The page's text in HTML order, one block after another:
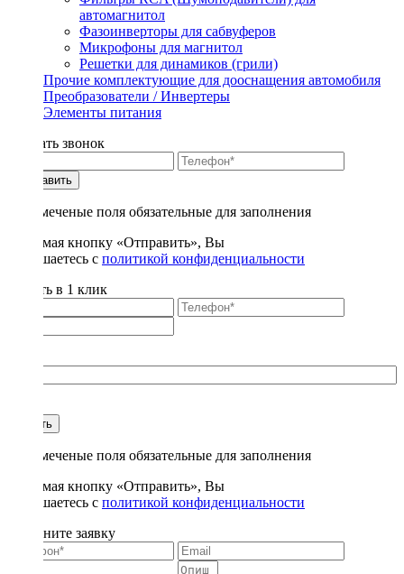
автомагнитол
Фазоинверторы для сабвуферов
Микрофоны для магнитол
Решетки для динамиков (грили)
Прочие комплектующие для дооснащения автомобиля
Преобразователи / Инвертеры
Элементы питания
Заказать звонок
Отправить
* - отмеченые поля обязательные для заполнения
Нажимая кнопку «Отправить», Вы
соглашаетесь с политикой конфиденциальности
Купить в 1 клик
Купить
* - отмеченые поля обязательные для заполнения
Нажимая кнопку «Отправить», Вы
соглашаетесь с политикой конфиденциальности
Заполните заявку